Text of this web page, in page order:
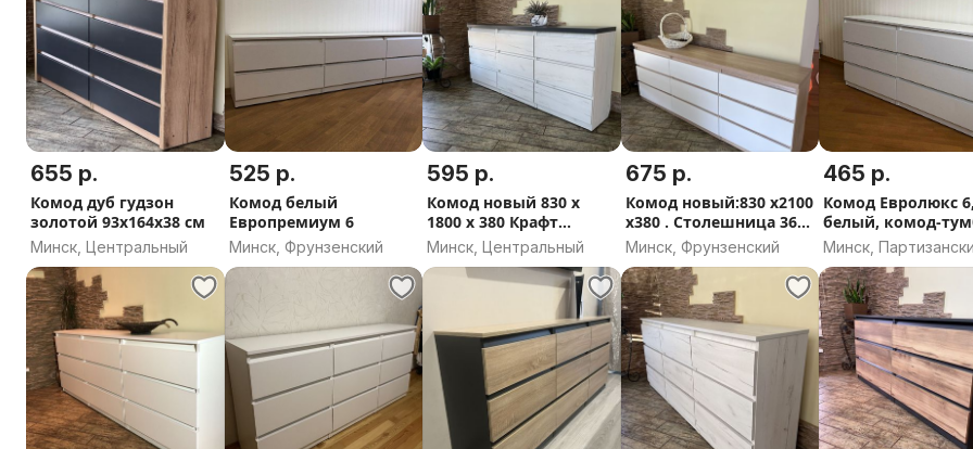
655 р.
Комод дуб гудзон
золотой 93х164х38 см
Минск, Центральный
525 р.
Комод белый
Европремиум 6
Минск, Фрунзенский
595 р.
Комод новый 830 х
1800 х 380 Крафт
белый+Антрацит.
Минск, Центральный
675 р.
Комод новый:830 х2100
х380 . Столешница 36
мм
Минск, Фрунзенский
465 р.
Комод Евролюкс 6,
белый, комод-
новый
Минск,